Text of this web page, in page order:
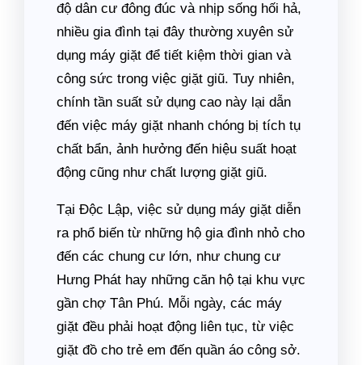
độ dân cư đông đúc và nhịp sống hối hả,
nhiều gia đình tại đây thường xuyên sử
dụng máy giặt để tiết kiệm thời gian và
công sức trong việc giặt giũ. Tuy nhiên,
chính tần suất sử dụng cao này lại dẫn
đến việc máy giặt nhanh chóng bị tích tụ
chất bẩn, ảnh hưởng đến hiệu suất hoạt
động cũng như chất lượng giặt giũ.
Tại Độc Lập, việc sử dụng máy giặt diễn
ra phổ biến từ những hộ gia đình nhỏ cho
đến các chung cư lớn, như chung cư
Hưng Phát hay những căn hộ tại khu vực
gần chợ Tân Phú. Mỗi ngày, các máy
giặt đều phải hoạt động liên tục, từ việc
giặt đồ cho trẻ em đến quần áo công sở.